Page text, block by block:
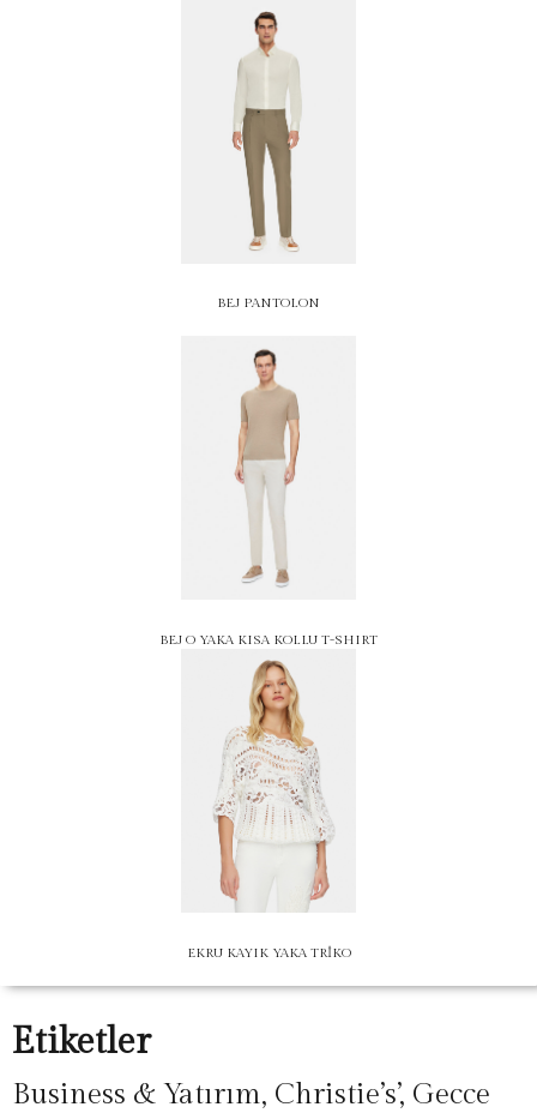
BEJ PANTOLON
BEJ O YAKA KISA KOLLU T-SHIRT
EKRU KAYIK YAKA TRİKO
Etiketler
Business & Yatırım, Christie’s’, Gecce